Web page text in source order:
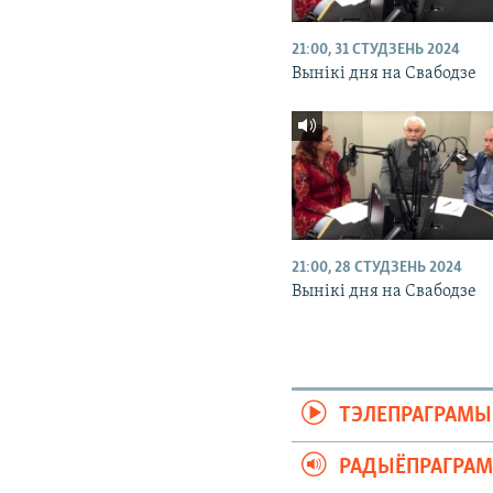
21:00, 31 СТУДЗЕНЬ 2024
Вынікі дня на Свабодзе
21:00, 28 СТУДЗЕНЬ 2024
Вынікі дня на Свабодзе
ТЭЛЕПРАГРАМЫ